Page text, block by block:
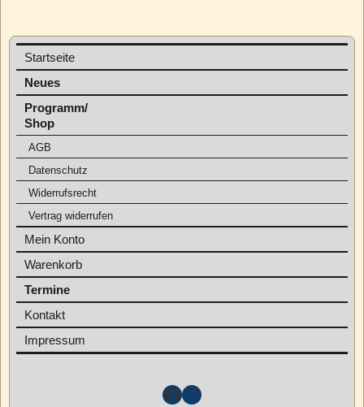
Startseite
Neues
Programm/
Shop
AGB
Datenschutz
Widerrufsrecht
Vertrag widerrufen
Mein Konto
Warenkorb
Termine
Kontakt
Impressum